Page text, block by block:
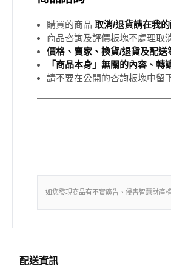
購買的商品 取消/退貨請在我
商品咨詢及評價板塊不處理取
價格、賣家、換貨/退貨及配
「商品本身」無關的內容、
請不要在公開的咨詢板塊中留
如您發現商品有不實廣告、侵害智慧財產
配送資訊